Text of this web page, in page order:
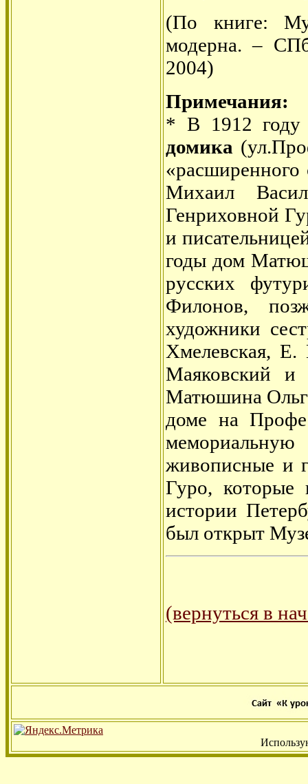
(По книге:
модерна. –
2004)
Примечания:
* В 1912
домика
«расширенного
Михаил
Генриховной
и
годы дом
русских
Филонов,
художники
Хмелевская,
Маяковский
Матюшина
доме на
живописные и
Гуро, которые
истории
был открыт
(вернуться в